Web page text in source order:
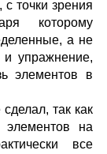
точки зрения
которому
а не
упражнение,
элементов в
так как
элементов на
все